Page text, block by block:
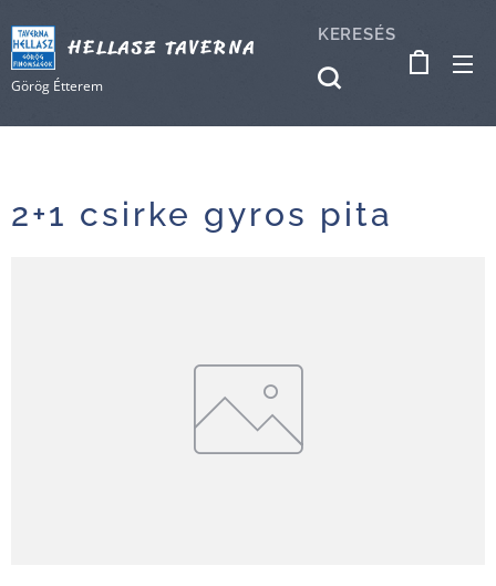
HELLASZ TAVERNA
Görög Étterem
KERESÉS
2+1 csirke gyros pita